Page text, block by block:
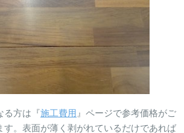
る方は『施工費用 』ページで参考価格がご
す。表面が薄く剥がれているだけであれば